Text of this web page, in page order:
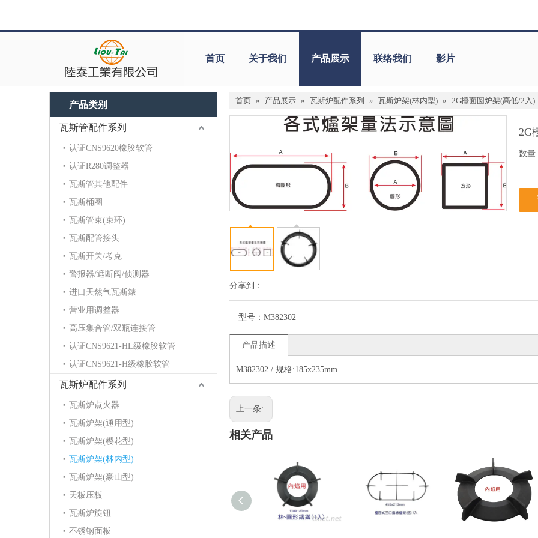
首页 关于我们 产品展示 联络我们 影片
产品类别
瓦斯管配件系列
认证CNS9620橡胶软管
认证R280调整器
瓦斯管其他配件
瓦斯桶圈
瓦斯管束(束环)
瓦斯配管接头
瓦斯开关/考克
警报器/遮断阀/侦测器
进口天然气瓦斯錶
营业用调整器
高压集合管/双瓶连接管
认证CNS9621-HL级橡胶软管
认证CNS9621-H级橡胶软管
瓦斯炉配件系列
瓦斯炉点火器
瓦斯炉架(通用型)
瓦斯炉架(樱花型)
瓦斯炉架(林内型)
瓦斯炉架(豪山型)
天板压板
瓦斯炉旋钮
不锈钢面板
首页 » 产品展示 » 瓦斯炉配件系列 » 瓦斯炉架(林内型) » 2G檯面圆炉架(高低/2入)
分享到：
2G
数量
型号： M382302
产品描述
M382302 / 规格:185x235mm
上一条:
相关产品